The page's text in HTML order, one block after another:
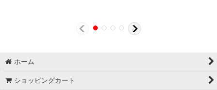
ホーム
ショッピングカート